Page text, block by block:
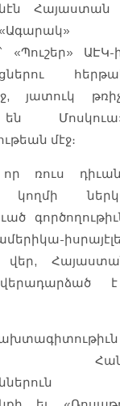
«Ագարակ»
«Պուշեր»
յատուկ
մէջ։
ռուս
վեր,